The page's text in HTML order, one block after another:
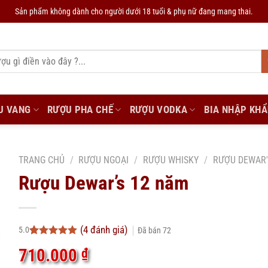
Sản phẩm không dành cho người dưới 18 tuổi & phụ nữ đang mang thai.
VANG RƯỢU PHA CHẾ RƯỢU VODKA BIA NHẬP
TRANG CHỦ / RƯỢU NGOẠI / RƯỢU WHISKY / RƯỢU
Rượu Dewar’s 12 năm
5.0
dựa trên
đánh giá
(4đánh giá) Đã bán 72
710.000₫